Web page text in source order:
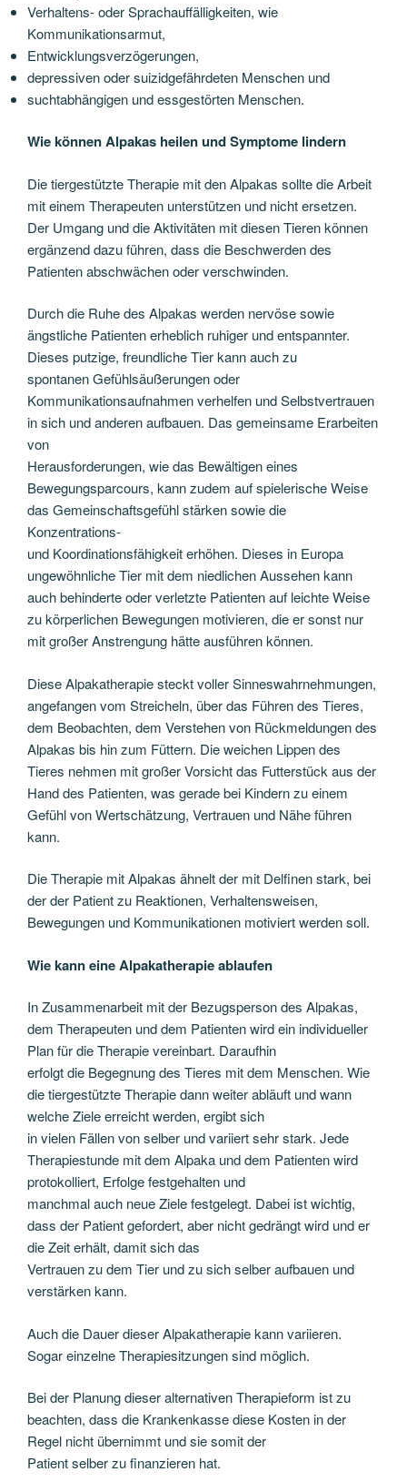
Verhaltens- oder Sprachauffälligkeiten, wie
Kommunikationsarmut,
Entwicklungsverzögerungen,
depressiven oder suizidgefährdeten Menschen und
suchtabhängigen und essgestörten Menschen.
Wie können Alpakas heilen und Symptome lindern
Die tiergestützte Therapie mit den Alpakas sollte die Arbeit
mit einem Therapeuten unterstützen und nicht ersetzen.
Der Umgang und die Aktivitäten mit diesen Tieren können
ergänzend dazu führen, dass die Beschwerden des
Patienten abschwächen oder verschwinden.
Durch die Ruhe des Alpakas werden nervöse sowie
ängstliche Patienten erheblich ruhiger und entspannter.
Dieses putzige, freundliche Tier kann auch zu
spontanen Gefühlsäußerungen oder
Kommunikationsaufnahmen verhelfen und Selbstvertrauen
in sich und anderen aufbauen. Das gemeinsame Erarbeiten
von
Herausforderungen, wie das Bewältigen eines
Bewegungsparcours, kann zudem auf spielerische Weise
das Gemeinschaftsgefühl stärken sowie die
Konzentrations-
und Koordinationsfähigkeit erhöhen. Dieses in Europa
ungewöhnliche Tier mit dem niedlichen Aussehen kann
auch behinderte oder verletzte Patienten auf leichte Weise
zu körperlichen Bewegungen motivieren, die er sonst nur
mit großer Anstrengung hätte ausführen können.
Diese Alpakatherapie steckt voller Sinneswahrnehmungen,
angefangen vom Streicheln, über das Führen des Tieres,
dem Beobachten, dem Verstehen von Rückmeldungen des
Alpakas bis hin zum Füttern. Die weichen Lippen des
Tieres nehmen mit großer Vorsicht das Futterstück aus der
Hand des Patienten, was gerade bei Kindern zu einem
Gefühl von Wertschätzung, Vertrauen und Nähe führen
kann.
Die Therapie mit Alpakas ähnelt der mit Delfinen stark, bei
der der Patient zu Reaktionen, Verhaltensweisen,
Bewegungen und Kommunikationen motiviert werden soll.
Wie kann eine Alpakatherapie ablaufen
In Zusammenarbeit mit der Bezugsperson des Alpakas,
dem Therapeuten und dem Patienten wird ein individueller
Plan für die Therapie vereinbart. Daraufhin
erfolgt die Begegnung des Tieres mit dem Menschen. Wie
die tiergestützte Therapie dann weiter abläuft und wann
welche Ziele erreicht werden, ergibt sich
in vielen Fällen von selber und variiert sehr stark. Jede
Therapiestunde mit dem Alpaka und dem Patienten wird
protokolliert, Erfolge festgehalten und
manchmal auch neue Ziele festgelegt. Dabei ist wichtig,
dass der Patient gefordert, aber nicht gedrängt wird und er
die Zeit erhält, damit sich das
Vertrauen zu dem Tier und zu sich selber aufbauen und
verstärken kann.
Auch die Dauer dieser Alpakatherapie kann variieren.
Sogar einzelne Therapiesitzungen sind möglich.
Bei der Planung dieser alternativen Therapieform ist zu
beachten, dass die Krankenkasse diese Kosten in der
Regel nicht übernimmt und sie somit der
Patient selber zu finanzieren hat.